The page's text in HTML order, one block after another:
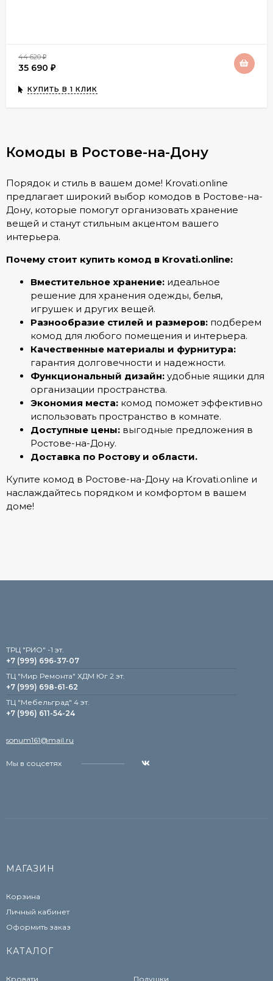
44 620₽
35 690 ₽
КУПИТЬ В 1 КЛИК
Комоды в Ростове-на-Дону
Порядок и стиль в вашем доме! Krovati.online
предлагает широкий выбор комодов в Ростове-на-
Дону, которые помогут организовать хранение
вещей и станут стильным акцентом вашего
интерьера.
Почему стоит купить комод в Krovati.online:
Вместительное хранение: идеальное
решение для хранения одежды, белья,
игрушек и других вещей.
Разнообразие стилей и размеров: подберем
комод для любого помещения и интерьера.
Качественные материалы и фурнитура:
гарантия долговечности и надежности.
Функциональный дизайн: удобные ящики для
организации пространства.
Экономия места: комод поможет эффективно
использовать пространство в комнате.
Доступные цены: выгодные предложения в
Ростове-на-Дону.
Доставка по Ростову и области.
Купите комод в Ростове-на-Дону на Krovati.online и
наслаждайтесь порядком и комфортом в вашем
доме!
TРЦ "РИО" -1 эт.
+7 (999) 696-37-07
ТЦ "Мир Ремонта" ХДМ Юг 2 эт.
+7 (999) 698-61-62
TЦ "Мебельград" 4 эт.
+7 (996) 611-54-24
sonum161@mail.ru
Мы в соцсетях
МАГАЗИН
Корзина
Личный кабинет
Оформить заказ
КАТАЛОГ
Кровати Подушки